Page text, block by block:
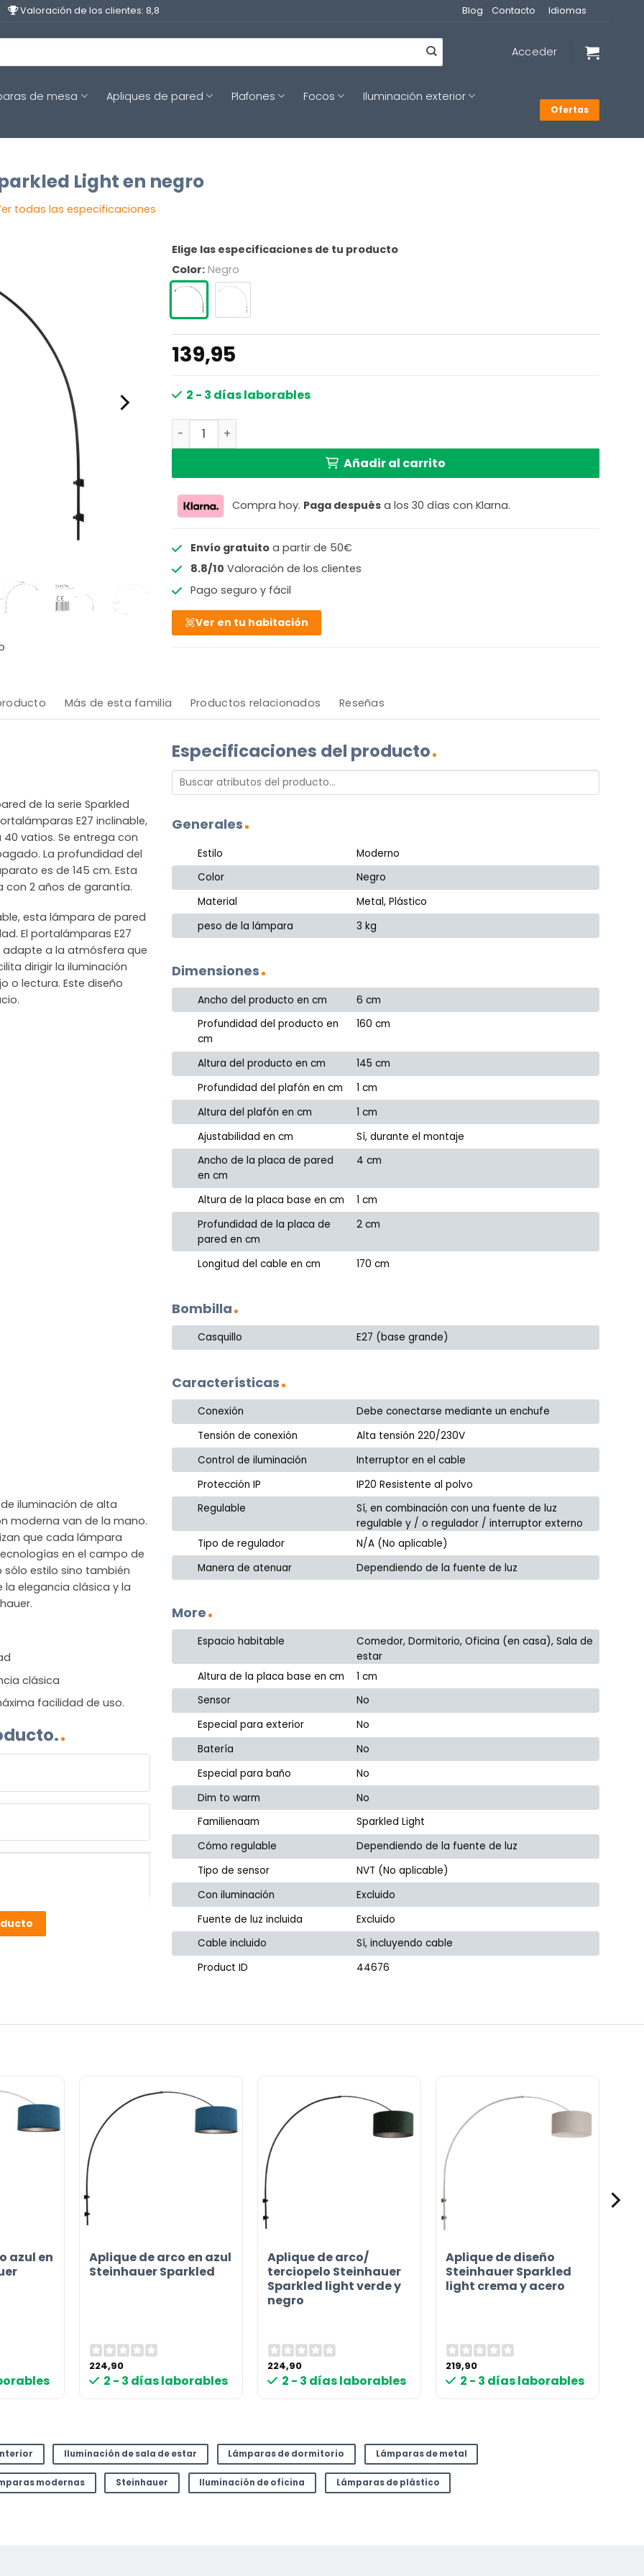
Valoración de los clientes: 8,8 Blog Contacto Idiomas
Acceder
de mesa Apliques de pared Plafones Focos
Iluminación exterior
Ofertas
Light en negro
todas las especificaciones
Elige las especificaciones de tu producto
Color: Negro
139,95
2 - 3 días laborables
Aplique de Pared Steinhauer Sparkled Light en negro cantidad
Añadir al carrito
Compra hoy. Paga después a los 30 días con Klarna.
Envío gratuitoa partir de 50€
8.8/10 Valoración de los clientes
Pago seguro y fácil
Ver en tu habitación
Más de esta familia Productos relacionados Reseñas
de la serie Sparkled
E27 inclinable,
vatios. Se entrega con
La profundidad del
es de 145 cm. Esta
con 2 años de garantía.
esta lámpara de pared
El portalámparas E27
adapte a la atmósfera que
dirigir la iluminación
o lectura. Este diseño
iluminación de alta
moderna van de la mano.
que cada lámpara
en el campo de
sólo estilo sino también
la elegancia clásica y la
clásica
facilidad de uso.
Especificaciones del producto
Generales
Estilo
Moderno
Color
Negro
Material
Metal, Plástico
peso de la lámpara
3 kg
Dimensiones
Ancho del producto en cm
6 cm
Profundidad del producto en
cm
160 cm
Altura del producto en cm
145 cm
Profundidad del plafón en cm
1 cm
Altura del plafón en cm
1 cm
Ajustabilidad en cm
Sí, durante el montaje
Ancho de la placa de pared
en cm
4 cm
Altura de la placa base en cm
1 cm
Profundidad de la placa de
pared en cm
2 cm
Longitud del cable en cm 170 cm
Bombilla
Casquillo E27 (base grande)
Características
Conexión
Debe conectarse mediante un enchufe
Tensión de conexión
Alta tensión 220/230V
Control de iluminación
Interruptor en el cable
Protección IP
IP20 Resistente al polvo
Regulable
Sí, en combinación con una fuente de luz
regulable y / o regulador / interruptor externo
Tipo de regulador
N/A (No aplicable)
Manera de atenuar
Dependiendo de la fuente de luz
More
Espacio habitable
Comedor, Dormitorio, Oficina (en casa), Sala de
estar
Altura de la placa base en cm
1 cm
Sensor
No
Especial para exterior
No
Batería
No
Especial para baño
No
Dim to warm
No
Familienaam
Sparkled Light
Cómo regulable
Dependiendo de la fuente de luz
Tipo de sensor
NVT (No aplicable)
Con iluminación
Excluido
Fuente de luz incluida
Excluido
Cable incluido
Sí, incluyendo cable
Product ID
44676
azul en
Aplique de arco en azul
Steinhauer Sparkled
224,90
2 - 3 días laborables
Aplique de arco/
terciopelo Steinhauer
Sparkled light verde y
negro
224,90
2 - 3 días laborables
Aplique de diseño
Steinhauer Sparkled
light crema y acero
219,90
2 - 3 días laborables
Iluminación de sala de estar Lámparas de dormitorio Lámparas de metal
modernas Steinhauer Iluminación de oficina Lámparas de plástico